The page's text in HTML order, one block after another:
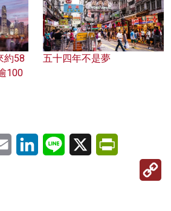
約58
100
五十四年不是夢
Email LinkedInLine X